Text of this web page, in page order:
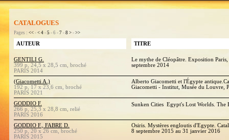
CATALOGUES
Pages : << - < 4 - 5 - 6 - 7 - 8 > - >>
AUTEUR TITRE
GENTILI G.
399 p, 24,5 x 28,5 cm, broché
PARIS 2014
Le mythe de Cléopâtre. Exposition
septembre 2014
(Giacometti A.)
192 p, 17 x 23,6 cm, broché
PARIS 2021
Alberto Giacometti et l'Égypte
Giacometti - Institut, Musée du Louvre,
GODDIO F.
266 p, 25,3 x 28,8 cm, relié
PARIS 2016
Sunken Cities  Egypt's Lost Worlds. The
GODDIO F., FABRE D.
250 p, 20 x 26 cm, broché
PARIS 2015
Osiris. Mystères engloutis d'Egypte.
8 septembre 2015 au 31 janvier 2016